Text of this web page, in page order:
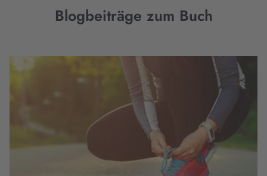
Blogbeiträge zum Buch